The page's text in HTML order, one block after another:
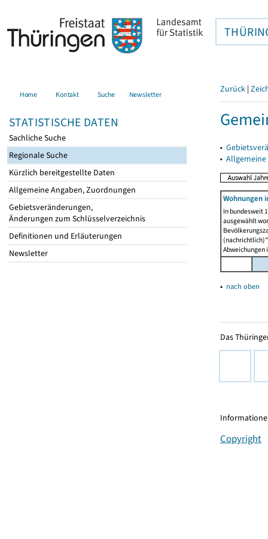
Home Kontakt Suche Newsletter
STATISTISCHE DATEN
Sachliche Suche
Regionale Suche
Kürzlich bereitgestellte Daten
Allgemeine Angaben, Zuordnungen
Gebietsveränderungen,
Änderungen zum Schlüsselverzeichnis
Definitionen und Erläuterungen
Newsletter
Zurück |
▸
▸
Wohnungen
In bundesweit
ausgewählt
Abweichungen
▴ nach oben
Das
Copyright